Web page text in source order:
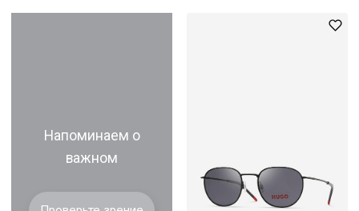
Напоминаем о
важном